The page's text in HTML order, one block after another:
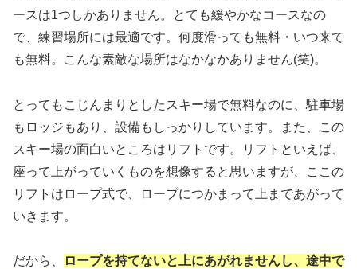
ースは1つしかありません。とても緩やかなコースなの
で、練習場所には最適です。何度滑っても無料・いつ来て
も無料。こんな素敵な場所はなかなかありません(笑)。
とってもこじんまりとしたスキー場で無料なのに、駐車場
もロッジもあり、設備もしっかりしています。また、この
スキー場の面白いところはリフトです。リフトといえば、
座って上がっていくものを想像すると思いますが、ここの
リフトはロープ式で、ロープにつかまって上まであがって
いきます。
だから、
ロープを持てないと上にあがれませんし、途中で